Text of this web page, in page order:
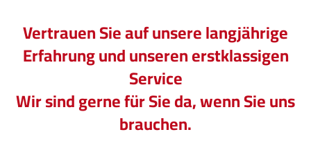
Vertrauen Sie auf unsere langjährige
Erfahrung und unseren erstklassigen
Service
Wir sind gerne für Sie da, wenn Sie uns
brauchen.